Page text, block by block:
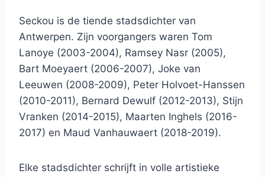
Seckou is de tiende stadsdichter van
Antwerpen. Zijn voorgangers waren Tom
Lanoye (2003-2004), Ramsey Nasr (2005),
Bart Moeyaert (2006-2007), Joke van
Leeuwen (2008-2009), Peter Holvoet-Hanssen
(2010-2011), Bernard Dewulf (2012-2013), Stijn
Vranken (2014-2015), Maarten Inghels (2016-
2017) en Maud Vanhauwaert (2018-2019).
Elke stadsdichter schrijft in volle artistieke